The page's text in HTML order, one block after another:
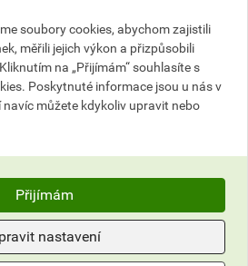
632,72
Kč celkem s DPH
soubory cookies, abychom zajistili
měřili jejich výkon a přizpůsobili
na „Přijímám“ souhlasíte s
Poskytnuté informace jsou u nás v
můžete kdykoliv upravit nebo
Přijímám
nastavení